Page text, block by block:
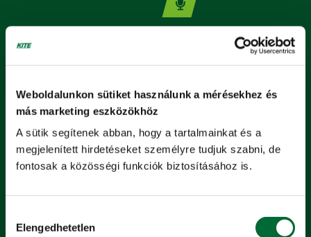
Weboldalunkon sütiket használunk a mérésekhez és
más marketing eszközökhöz
A sütik segítenek abban, hogy a tartalmainkat és a
megjelenített hirdetéseket személyre tudjuk szabni, de
fontosak a közösségi funkciók biztosításához is.
kiválasztása
Elengedhetetlen
Gépek, eszközök
Alkatrész, szerviz
Vetőmag, palánta, oltvány
Termény